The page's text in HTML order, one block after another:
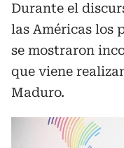
Durante el
las Américas los
se mostraron
que viene
Maduro.